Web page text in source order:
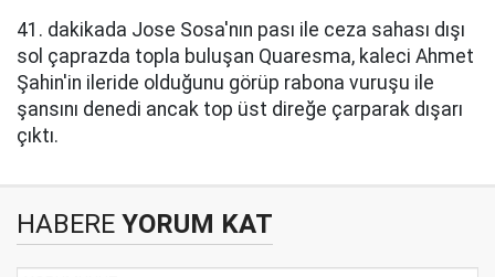
41. dakikada Jose Sosa'nın pası ile ceza sahası dışı
sol çaprazda topla buluşan Quaresma, kaleci Ahmet
Şahin'in ileride olduğunu görüp rabona vuruşu ile
şansını denedi ancak top üst direğe çarparak dışarı
çıktı.
HABERE YORUM KAT